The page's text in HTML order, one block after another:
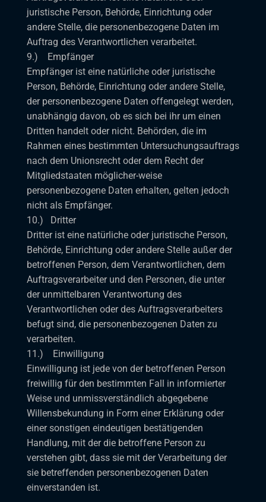
juristische Person, Behörde, Einrichtung oder
andere Stelle, die personenbezogene Daten im
Auftrag des Verantwortlichen verarbeitet.
9.) Empfänger
Empfänger ist eine natürliche oder juristische
Person, Behörde, Einrichtung oder andere Stelle,
der personenbezogene Daten offengelegt werden,
unabhängig davon, ob es sich bei ihr um einen
Dritten handelt oder nicht. Behörden, die im
Rahmen eines bestimmten Untersuchungsauftrags
nach dem Unionsrecht oder dem Recht der
Mitgliedstaaten möglicher-weise
personenbezogene Daten erhalten, gelten jedoch
nicht als Empfänger.
10.) Dritter
Dritter ist eine natürliche oder juristische Person,
Behörde, Einrichtung oder andere Stelle außer der
betroffenen Person, dem Verantwortlichen, dem
Auftragsverarbeiter und den Personen, die unter
der unmittelbaren Verantwortung des
Verantwortlichen oder des Auftragsverarbeiters
befugt sind, die personenbezogenen Daten zu
verarbeiten.
11.) Einwilligung
Einwilligung ist jede von der betroffenen Person
freiwillig für den bestimmten Fall in informierter
Weise und unmissverständlich abgegebene
Willensbekundung in Form einer Erklärung oder
einer sonstigen eindeutigen bestätigenden
Handlung, mit der die betroffene Person zu
verstehen gibt, dass sie mit der Verarbeitung der
sie betreffenden personenbezogenen Daten
einverstanden ist.